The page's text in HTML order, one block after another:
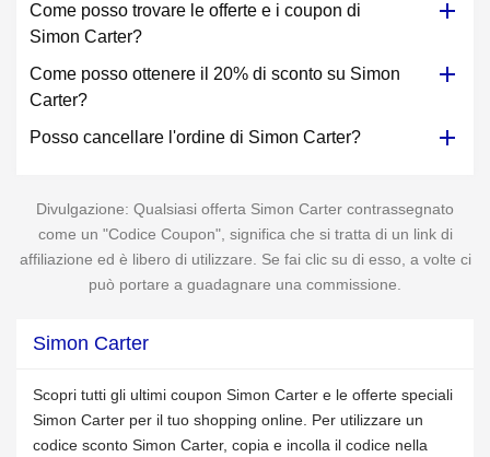
Come posso trovare le offerte e i coupon di
Simon Carter?
Come posso ottenere il 20% di sconto su Simon
Carter?
Posso cancellare l'ordine di Simon Carter?
Divulgazione: Qualsiasi offerta Simon Carter contrassegnato
come un "Codice Coupon", significa che si tratta di un link di
affiliazione ed è libero di utilizzare. Se fai clic su di esso, a volte ci
può portare a guadagnare una commissione.
Simon Carter
Scopri tutti gli ultimi coupon Simon Carter e le offerte speciali
Simon Carter per il tuo shopping online. Per utilizzare un
codice sconto Simon Carter, copia e incolla il codice nella